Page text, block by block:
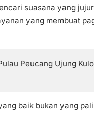
suasana yang
yang membuat
Peucang Ujung
baik bukan yang